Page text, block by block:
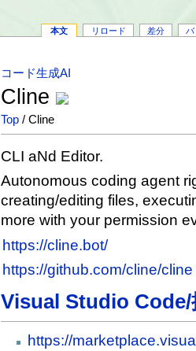
本文 リロード 差分 バ
コード生成AI
Cline
Top / Cline
CLI aNd Editor.
Autonomous coding agent
creating/editing files,
more with your permission
https://cline.bot/
https://github.com/cline/cline
Visual Studio Code/
https://